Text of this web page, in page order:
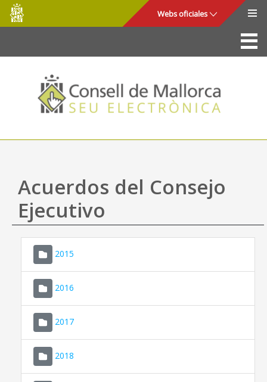
Saltar al contenido principal
Consell
de
Mallorca
Webs oficiales
La Sede
Consejo de Mallorca
Acceso y seguridad
Utilidades
Mapa web
Ayuda
Acuerdos del Consejo
Ejecutivo
2015
2016
2017
2018